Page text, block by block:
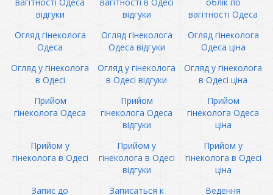
відгуки
відгуки
вагітності Одеса
Огляд гінеколога
Одеса
Огляд гінеколога
Одеса відгуки
Огляд гінеколога
Одеса ціна
Огляд у гінеколога
в Одесі
Огляд у гінеколога
в Одесі відгуки
Огляд у гінеколога
в Одесі ціна
Прийом
гінеколога Одеса
Прийом
гінеколога Одеса
відгуки
Прийом
гінеколога Одеса
ціна
Прийом у
гінеколога в Одесі
Прийом у
гінеколога в Одесі
відгуки
Прийом у
гінеколога в Одесі
ціна
Запис до
Записаться к Ведення